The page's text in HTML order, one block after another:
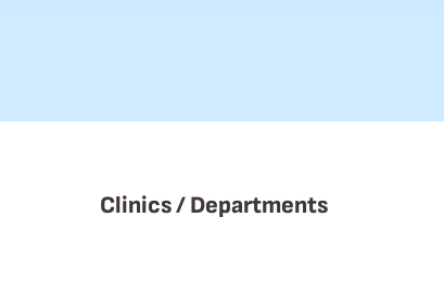
Clinics / Departments